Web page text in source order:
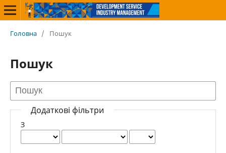
Головна / Пошук
Пошук
Додаткові фільтри
З